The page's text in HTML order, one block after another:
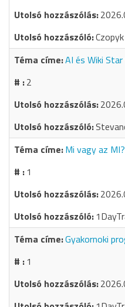
AI és Wiki
2
Mi vagy az
1
Gyakornoki
1